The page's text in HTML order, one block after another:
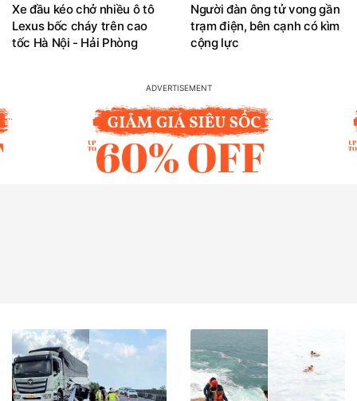
Xe đầu kéo chở nhiều ô tô
Lexus bốc cháy trên cao
tốc Hà Nội - Hải Phòng
Người đàn ông tử vong gần
trạm điện, bên cạnh có kìm
cộng lực